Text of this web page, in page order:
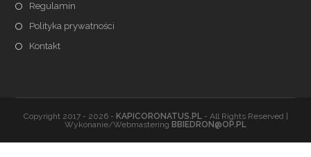
Regulamin
Polityka prywatności
Kontakt
Copyright 2017 - 2026 - KAPICORONATUS.PL- All Rights Reserved |
Wykonanie/Webmastering BBIEDRON@OP.PL